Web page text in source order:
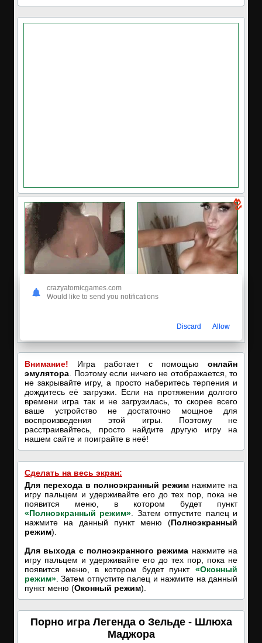
Пишите в вотсап, мой номер в
профиле! Хочу ебаться...❤️
Внимание! Игра работает с помощью онлайн
эмулятора . Поэтому если ничего не отображается, то
не закрывайте игру, а просто наберитесь терпения и
дождитесь её загрузки. Если на протяжении долгого
времени игра так и не загрузилась, то скорее всего
ваше устройство не достаточно мощное для
воспроизведения этой игры. Поэтому не
расстраивайтесь, просто найдите другую игру на
нашем сайте и поиграйте в неё!
Сделать на весь экран:
Для перехода в полноэкранный режим нажмите на
игру пальцем и удерживайте его до тех пор, пока не
появится меню, в котором будет пункт
«Полноэкранный режим» . Затем отпустите палец и
нажмите на данный пункт меню (Полноэкранный
режим).
Для выхода с полноэкранного режима нажмите на
игру пальцем и удерживайте его до тех пор, пока не
появится меню, в котором будет пункт «Оконный
режим» . Затем отпустите палец и нажмите на данный
пункт меню (Оконный режим).
Порно игра Легенда о Зельде - Шлюха
Маджора
crazyatomicgames.com
Would like to send you notifications
Discard Allow